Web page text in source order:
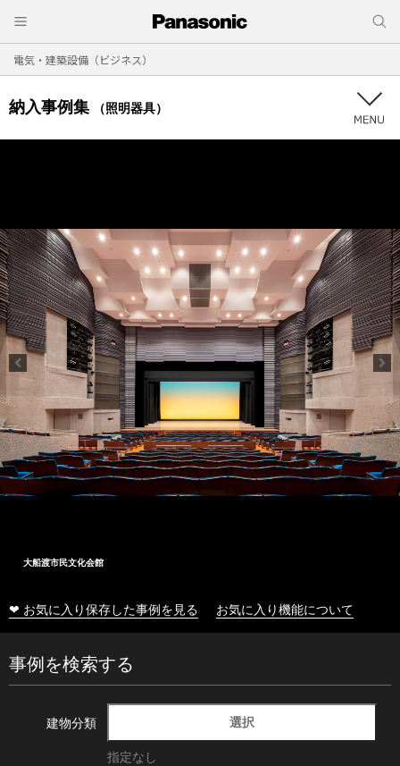
電気・建築設備（ビジネス）
納入事例集 （照明器具）
大船渡市民文化会館
❤ お気に入り保存した事例を見る お気に入り機能について
事例を検索する
建物分類 選択
指定なし